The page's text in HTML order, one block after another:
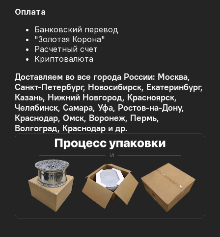
Оплата
Банковский перевод
"Золотая Корона"
Расчетный счет
Криптовалюта
Доставляем во все города России: Москва,
Санкт-Петербург, Новосибирск, Екатеринбург,
Казань, Нижний Новгород, Красноярск,
Челябинск, Самара, Уфа, Ростов-на-Дону,
Краснодар, Омск, Воронеж, Пермь,
Волгоград, Краснодар и др.